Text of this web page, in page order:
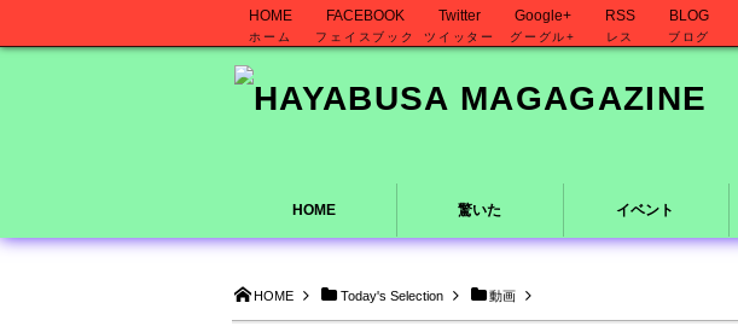
HOME Today's Selection 動画
HOME
ホーム
FACEBOOK
フェイスブック
Twitter
ツイッター
Google+
グーグル+
RSS
レス
BLOG
ブログ
HOME 驚いた イベント